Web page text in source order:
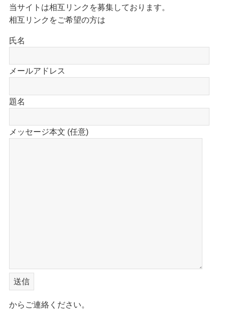
当サイトは相互リンクを募集しております。
相互リンクをご希望の方は
氏名
メールアドレス
題名
メッセージ本文 (任意)
からご連絡ください。